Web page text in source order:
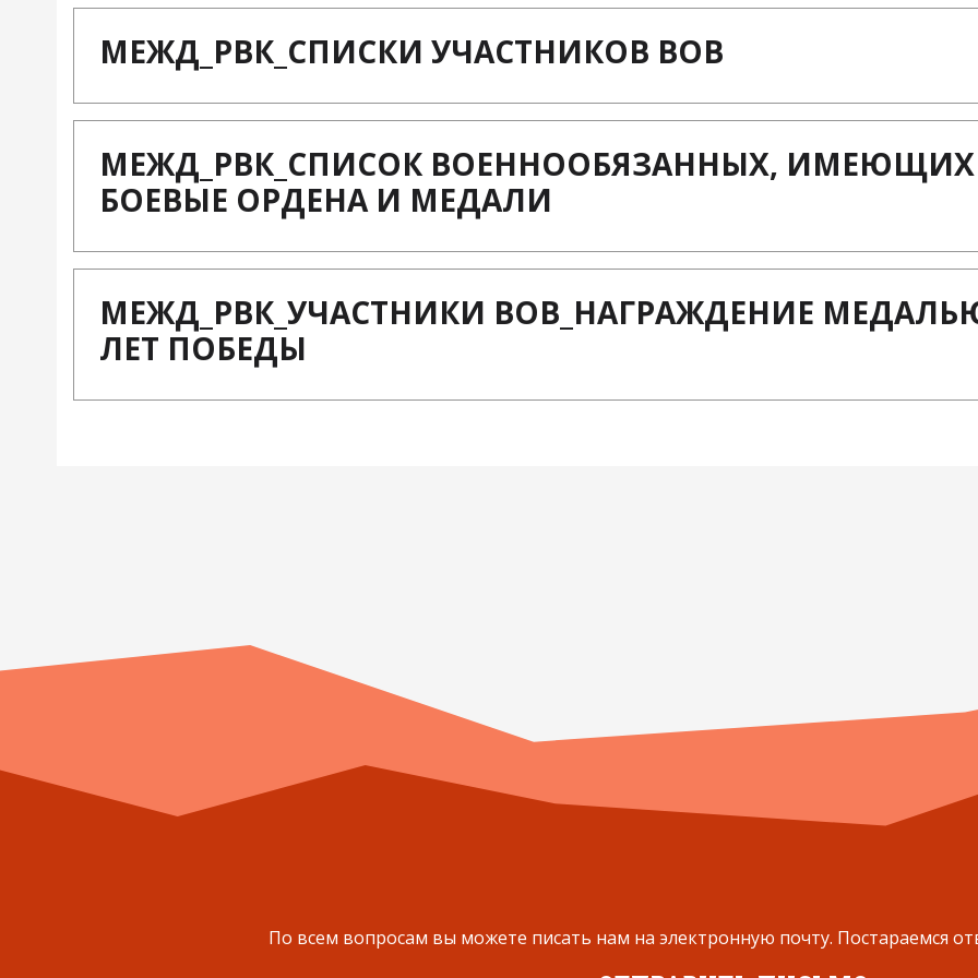
МЕЖД_РВК_СПИСКИ УЧАСТНИКОВ ВОВ
МЕЖД_РВК_СПИСОК ВОЕННООБЯЗАННЫХ, ИМЕЮЩИХ
БОЕВЫЕ ОРДЕНА И МЕДАЛИ
МЕЖД_РВК_УЧАСТНИКИ ВОВ_НАГРАЖДЕНИЕ
ЛЕТ ПОБЕДЫ
По всем вопросам вы можете писать нам на электронную почту. Постараемся